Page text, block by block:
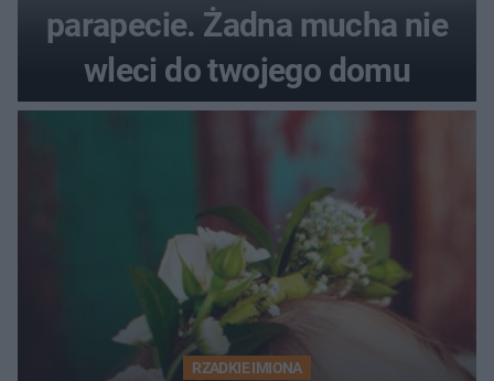
parapecie. Żadna mucha nie
wleci do twojego domu
RZADKIE IMIONA